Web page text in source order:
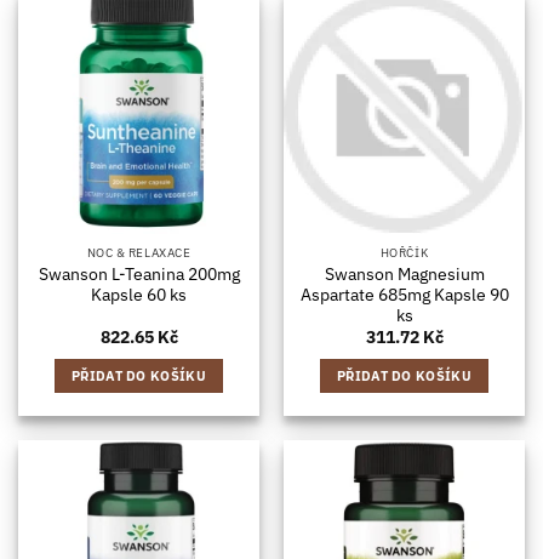
NOC & RELAXACE
Swanson L-Teanina 200mg
Kapsle 60 ks
822.65 Kč
PŘIDAT DO KOŠÍKU
HOŘČÍK
Swanson Magnesium
Aspartate 685mg Kapsle 90
ks
311.72 Kč
PŘIDAT DO KOŠÍKU